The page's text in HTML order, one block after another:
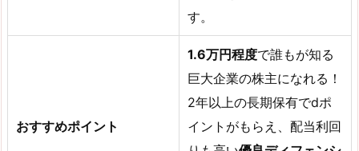
す。
おすすめポイント
1.6万円程度で誰もが知る
巨大企業の株主になれる！
2年以上の長期保有でdポ
イントがもらえ、配当利回